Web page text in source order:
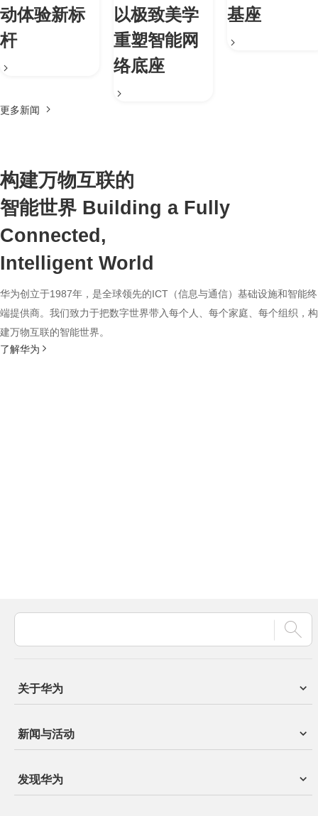
动体验新标
杆
以极致美学
重塑智能网
络底座
基座
更多新闻
构建万物互联的
智能世界 Building a Fully
Connected,
Intelligent World
华为创立于1987年，是全球领先的ICT（信息与通信）基础设施和智能终
端提供商。我们致力于把数字世界带入每个人、每个家庭、每个组织，构
建万物互联的智能世界。
了解华为
关于华为
新闻与活动
发现华为